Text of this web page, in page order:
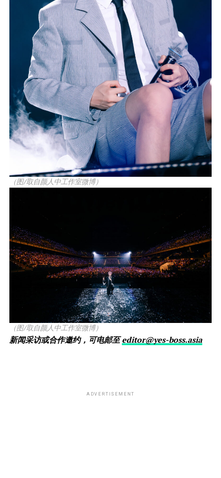
（图/取自颜人中工作室微博）
（图/取自颜人中工作室微博）
新闻采访或合作邀约，可电邮至editor@yes-boss.asia
ADVERTISEMENT